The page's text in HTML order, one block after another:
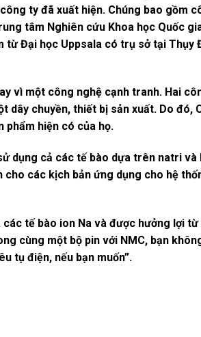
ty đã xuất hiện. Chúng bao gồm
tâm Nghiên cứu Khoa học Quốc
Đại học Uppsala có trụ sở tại Thụy
vì một công nghệ cạnh tranh. Hai
chuyền, thiết bị sản xuất. Do đó,
phẩm hiện có của họ.
dụng cả các tế bào dựa trên natri
các kịch bản ứng dụng cho hệ
tế bào ion Na và được hưởng lợi
cùng một bộ pin với NMC, bạn
tụ điện, nếu bạn muốn”.